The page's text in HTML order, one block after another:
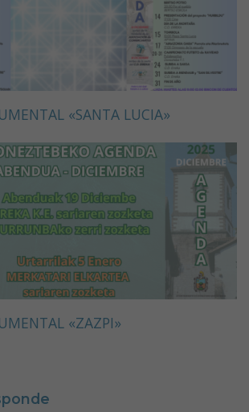
«SANTA LUCIA»
«ZAZPI»